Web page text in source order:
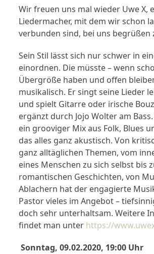
Wir freuen uns mal wieder Uwe X,
Liedermacher, mit dem wir schon
verbunden sind, bei uns begrüßen
Sein Stil lässt sich nur schwer in
einordnen. Die müsste – wenn
Übergröße haben und offen
musikalisch. Er singt seine Lieder
und spielt Gitarre oder irische
ergänzt durch Jojo Wolter am
ein grooviger Mix aus Folk, Blues
das alles ganz akustisch. Von
ganz alltäglichen Themen, vom
eines Menschen zu sich selbst bis
romantischen Geschichten, von
Ablachern hat der engagierte
Pastor vieles im Angebot –
doch sehr unterhaltsam. Weitere
findet man unter https://
Sonntag, 09.02.2020, 19:00 Uhr